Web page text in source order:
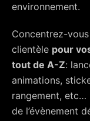
environnement.
Concentrez-
clientèle pour
tout de A-Z:
animations,
rangement, etc…
de l’évènement